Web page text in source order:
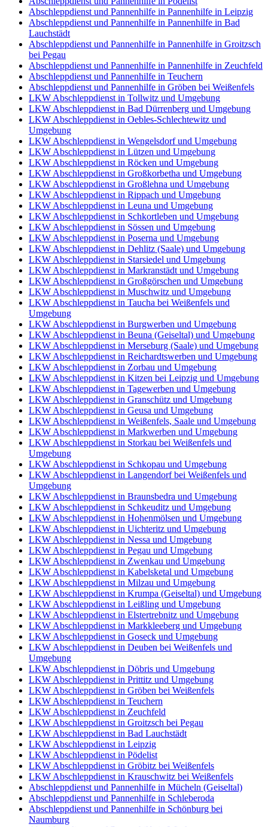
Abschleppdienst und Pannenhilfe in Pannenhilfe in Leipzig
Abschleppdienst und Pannenhilfe in Pannenhilfe in Bad
Lauchstädt
Abschleppdienst und Pannenhilfe in Pannenhilfe in Groitzsch
bei Pegau
Abschleppdienst und Pannenhilfe in Pannenhilfe in Zeuchfeld
Abschleppdienst und Pannenhilfe in Teuchern
Abschleppdienst und Pannenhilfe in Gröben bei Weißenfels
LKW Abschleppdienst in Tollwitz und Umgebung
LKW Abschleppdienst in Bad Dürrenberg und Umgebung
LKW Abschleppdienst in Oebles-Schlechtewitz und
Umgebung
LKW Abschleppdienst in Wengelsdorf und Umgebung
LKW Abschleppdienst in Lützen und Umgebung
LKW Abschleppdienst in Röcken und Umgebung
LKW Abschleppdienst in Großkorbetha und Umgebung
LKW Abschleppdienst in Großlehna und Umgebung
LKW Abschleppdienst in Rippach und Umgebung
LKW Abschleppdienst in Leuna und Umgebung
LKW Abschleppdienst in Schkortleben und Umgebung
LKW Abschleppdienst in Sössen und Umgebung
LKW Abschleppdienst in Poserna und Umgebung
LKW Abschleppdienst in Dehlitz (Saale) und Umgebung
LKW Abschleppdienst in Starsiedel und Umgebung
LKW Abschleppdienst in Markranstädt und Umgebung
LKW Abschleppdienst in Großgörschen und Umgebung
LKW Abschleppdienst in Muschwitz und Umgebung
LKW Abschleppdienst in Taucha bei Weißenfels und
Umgebung
LKW Abschleppdienst in Burgwerben und Umgebung
LKW Abschleppdienst in Beuna (Geiseltal) und Umgebung
LKW Abschleppdienst in Merseburg (Saale) und Umgebung
LKW Abschleppdienst in Reichardtswerben und Umgebung
LKW Abschleppdienst in Zorbau und Umgebung
LKW Abschleppdienst in Kitzen bei Leipzig und Umgebung
LKW Abschleppdienst in Tagewerben und Umgebung
LKW Abschleppdienst in Granschütz und Umgebung
LKW Abschleppdienst in Geusa und Umgebung
LKW Abschleppdienst in Weißenfels, Saale und Umgebung
LKW Abschleppdienst in Markwerben und Umgebung
LKW Abschleppdienst in Storkau bei Weißenfels und
Umgebung
LKW Abschleppdienst in Schkopau und Umgebung
LKW Abschleppdienst in Langendorf bei Weißenfels und
Umgebung
LKW Abschleppdienst in Braunsbedra und Umgebung
LKW Abschleppdienst in Schkeuditz und Umgebung
LKW Abschleppdienst in Hohenmölsen und Umgebung
LKW Abschleppdienst in Uichteritz und Umgebung
LKW Abschleppdienst in Nessa und Umgebung
LKW Abschleppdienst in Pegau und Umgebung
LKW Abschleppdienst in Zwenkau und Umgebung
LKW Abschleppdienst in Kabelsketal und Umgebung
LKW Abschleppdienst in Milzau und Umgebung
LKW Abschleppdienst in Krumpa (Geiseltal) und Umgebung
LKW Abschleppdienst in Leißling und Umgebung
LKW Abschleppdienst in Elstertrebnitz und Umgebung
LKW Abschleppdienst in Markkleeberg und Umgebung
LKW Abschleppdienst in Goseck und Umgebung
LKW Abschleppdienst in Deuben bei Weißenfels und
Umgebung
LKW Abschleppdienst in Döbris und Umgebung
LKW Abschleppdienst in Prittitz und Umgebung
LKW Abschleppdienst in Gröben bei Weißenfels
LKW Abschleppdienst in Teuchern
LKW Abschleppdienst in Zeuchfeld
LKW Abschleppdienst in Groitzsch bei Pegau
LKW Abschleppdienst in Bad Lauchstädt
LKW Abschleppdienst in Leipzig
LKW Abschleppdienst in Pödelist
LKW Abschleppdienst in Gröbitz bei Weißenfels
LKW Abschleppdienst in Krauschwitz bei Weißenfels
Abschleppdienst und Pannenhilfe in Mücheln (Geiseltal)
Abschleppdienst und Pannenhilfe in Schleberoda
Abschleppdienst und Pannenhilfe in Schönburg bei
Naumburg